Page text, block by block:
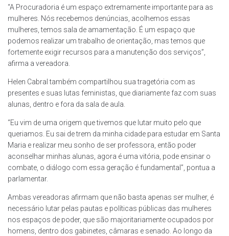
“A Procuradoria é um espaço extremamente importante para as
mulheres. Nós recebemos denúncias, acolhemos essas
mulheres, temos sala de amamentação. É um espaço que
podemos realizar um trabalho de orientação, mas temos que
fortemente exigir recursos para a manutenção dos serviços”,
afirma a vereadora.
Helen Cabral também compartilhou sua tragetória com as
presentes e suas lutas feministas, que diariamente faz com suas
alunas, dentro e fora da sala de aula.
“Eu vim de uma origem que tivemos que lutar muito pelo que
queriamos. Eu sai de trem da minha cidade para estudar em Santa
Maria e realizar meu sonho de ser professora, então poder
aconselhar minhas alunas, agora é uma vitória, pode ensinar o
combate, o diálogo com essa geração é fundamental”, pontua a
parlamentar.
Ambas vereadoras afirmam que não basta apenas ser mulher, é
necessário lutar pelas pautas e políticas públicas das mulheres
nos espaços de poder, que são majoritariamente ocupados por
homens, dentro dos gabinetes, câmaras e senado. Ao longo da